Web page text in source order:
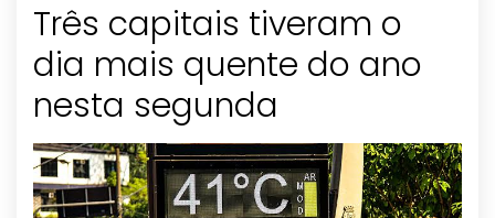
Três capitais tiveram o
dia mais quente do ano
nesta segunda